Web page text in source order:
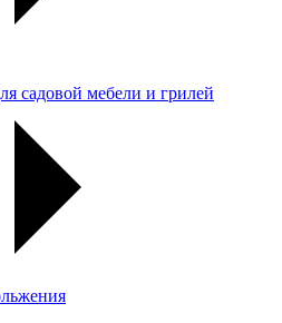
садовой мебели и грилей